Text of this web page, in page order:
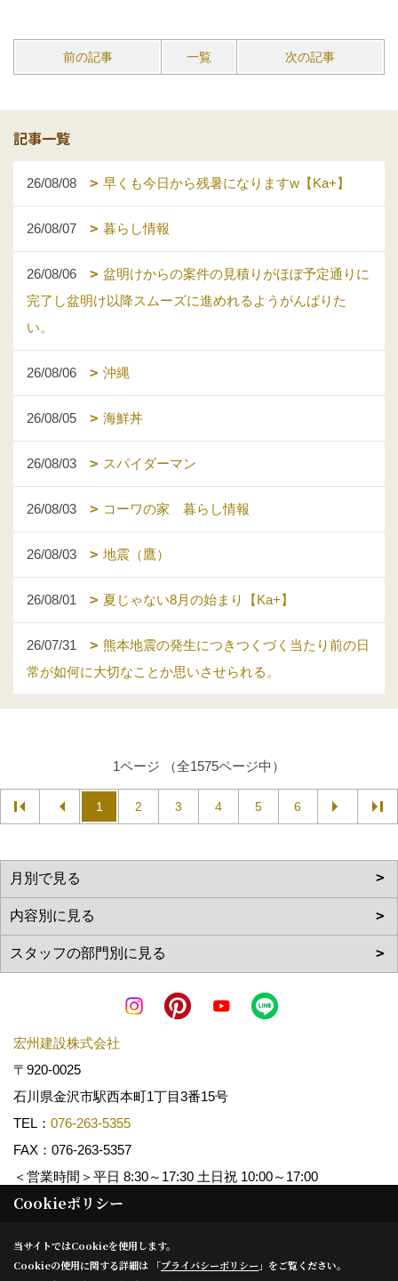
前の記事 一覧 次の記事
記事一覧
26/08/08 早くも今日から残暑になりますw【Ka+】
26/08/07 暮らし情報
26/08/06
盆明けからの案件の見積りがほぼ予定通りに
完了し盆明け以降スムーズに進めれるようがんばりた
い。
26/08/06 沖縄
26/08/05 海鮮丼
26/08/03 スパイダーマン
26/08/03 コーワの家 暮らし情報
26/08/03 地震（鷹）
26/08/01 夏じゃない8月の始まり【Ka+】
26/07/31
熊本地震の発生につきつくづく当たり前の日
常が如何に大切なことか思いさせられる。
1ページ （全1575ページ中）
1 2 3 4 5 6
宏州建設株式会社
〒920-0025
石川県金沢市駅西本町1丁目3番15号
TEL： 076-263-5355
FAX：076-263-5357
＜営業時間＞平日 8:30～17:30 土日祝 10:00～17:00
Copyright (c) KOSHUKENSETSU. All Rights Reserved.
Produced byゴデスクリエイト
Cookieポリシー
当サイトではCookieを使用します。
Cookieの使用に関する詳細は 「プライバシーポリシー 」をご覧ください。